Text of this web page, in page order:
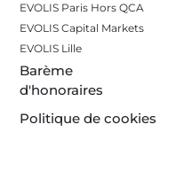
EVOLIS Paris Hors QCA
EVOLIS Capital Markets
EVOLIS Lille
Barème
d'honoraires
Politique de cookies